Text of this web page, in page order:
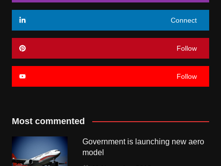
Connect
Follow
Follow
Most commented
Government is launching new aero
model